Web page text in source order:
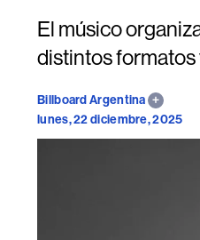
El músico
distintos formatos
Billboard Argentina
lunes, 22 diciembre, 2025